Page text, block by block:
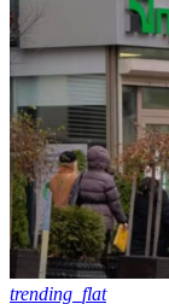
trending_flat